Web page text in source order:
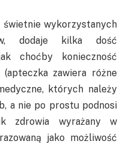
świetnie wykorzystanych
dodaje kilka dość
choćby konieczność
zawiera różne
których należy
a nie po prostu podnosi
zdrowia wyrażany w
jako możliwość